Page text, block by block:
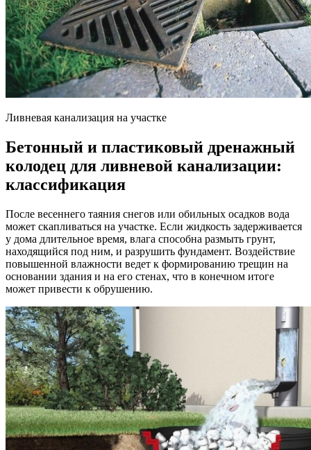
Ливневая канализация на участке
Бетонный и пластиковый дренажный
колодец для ливневой канализации:
классификация
После весеннего таяния снегов или обильных осадков вода
может скапливаться на участке. Если жидкость задерживается
у дома длительное время, влага способна размыть грунт,
находящийся под ним, и разрушить фундамент. Воздействие
повышенной влажности ведет к формированию трещин на
основании здания и на его стенах, что в конечном итоге
может привести к обрушению.